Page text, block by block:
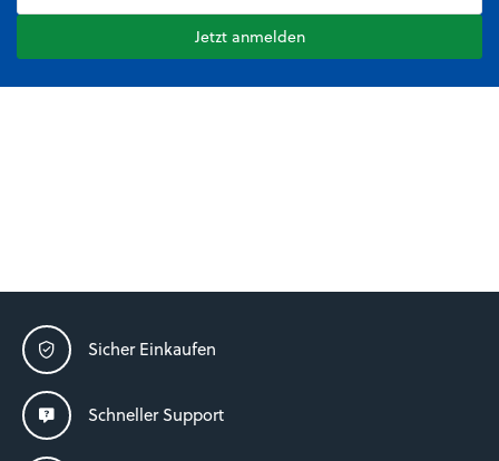
Jetzt anmelden
Sicher Einkaufen
Schneller Support